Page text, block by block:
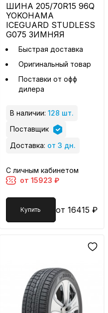
ШИНА 205/70R15 96Q
YOKOHAMA
ICEGUARD STUDLESS
G075 ЗИМНЯЯ
Быстрая доставка
Оригинальный товар
Поставки от офф
дилера
В наличии: 128 шт.
Поставщик
Доставка: от 3 дн.
С личным кабинетом
от 15923 ₽
Купить от 16415 ₽